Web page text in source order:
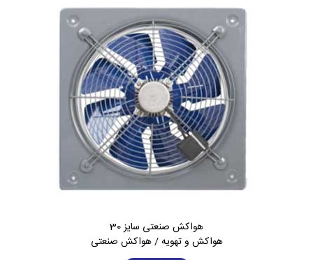
هواکش صنعتی سایز 30
هواکش و تهویه / هواکش صنعتی